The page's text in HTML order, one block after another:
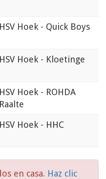
HSV Hoek - Quick Boys
HSV Hoek - Kloetinge
HSV Hoek - ROHDA
Raalte
HSV Hoek - HHC
en casa. Haz clic